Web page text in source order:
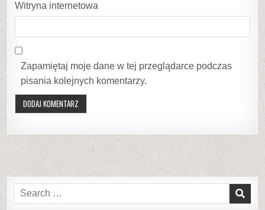
Witryna internetowa
Zapamiętaj moje dane w tej przeglądarce podczas
pisania kolejnych komentarzy.
Search
for: